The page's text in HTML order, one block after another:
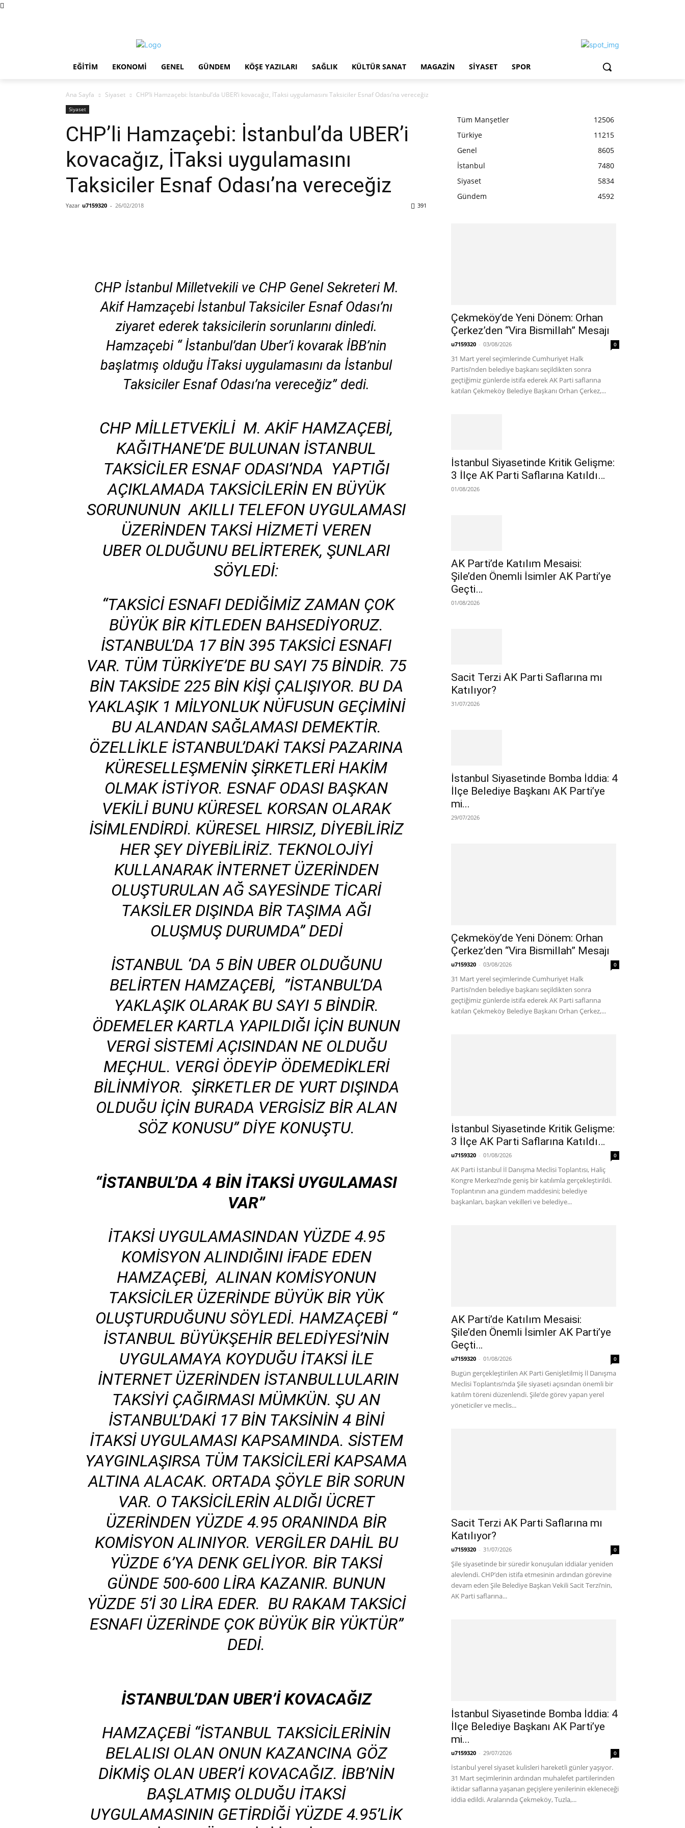
EĞITIM EKONOMI GENEL GÜNDEM KÖŞE YAZILARI SAĞLIK KÜLTÜR SANAT MAGAZIN SIYASET SPOR
Ana Sayfa Siyaset CHP’li Hamzaçebi: İstanbul’da UBER’i kovacağız, İTaksi uygulamasını Taksiciler Esnaf Odası’na vereceğiz
Siyaset
CHP’li Hamzaçebi: İstanbul’da UBER’i
kovacağız, İTaksi uygulamasını
Taksiciler Esnaf Odası’na vereceğiz
Yazar u7159320 - 26/02/2018 391
CHP İstanbul Milletvekili ve CHP Genel Sekreteri M.
Akif Hamzaçebi İstanbul Taksiciler Esnaf Odası’nı
ziyaret ederek taksicilerin sorunlarını dinledi.
Hamzaçebi “ İstanbul’dan Uber’i kovarak İBB’nin
başlatmış olduğu İTaksi uygulamasını da İstanbul
Taksiciler Esnaf Odası’na vereceğiz” dedi.
CHP MILLETVEKILI M. AKIF HAMZAÇEBI,
KAĞITHANE’DE BULUNAN İSTANBUL
TAKSICILER ESNAF ODASI’NDA YAPTIĞI
AÇIKLAMADA TAKSICILERIN EN BÜYÜK
SORUNUNUN AKILLI TELEFON UYGULAMASI
ÜZERINDEN TAKSI HIZMETI VEREN
UBER OLDUĞUNU BELIRTEREK, ŞUNLARI
SÖYLEDI:
“TAKSICI ESNAFI DEDIĞIMIZ ZAMAN ÇOK
BÜYÜK BIR KITLEDEN BAHSEDIYORUZ.
İSTANBUL’DA 17 BIN 395 TAKSICI ESNAFI
VAR. TÜM TÜRKIYE’DE BU SAYI 75 BINDIR. 75
BIN TAKSIDE 225 BIN KIŞI ÇALIŞIYOR. BU DA
YAKLAŞIK 1 MILYONLUK NÜFUSUN GEÇIMINI
BU ALANDAN SAĞLAMASI DEMEKTIR.
ÖZELLIKLE İSTANBUL’DAKI TAKSI PAZARINA
KÜRESELLEŞMENIN ŞIRKETLERI HAKIM
OLMAK ISTIYOR. ESNAF ODASI BAŞKAN
VEKILI BUNU KÜRESEL KORSAN OLARAK
ISIMLENDIRDI. KÜRESEL HIRSIZ, DIYEBILIRIZ
HER ŞEY DIYEBILIRIZ. TEKNOLOJIYI
KULLANARAK INTERNET ÜZERINDEN
OLUŞTURULAN AĞ SAYESINDE TICARI
TAKSILER DIŞINDA BIR TAŞIMA AĞI
OLUŞMUŞ DURUMDA” DEDI
İSTANBUL ‘DA 5 BIN UBER OLDUĞUNU
BELIRTEN HAMZAÇEBI, ”İSTANBUL’DA
YAKLAŞIK OLARAK BU SAYI 5 BINDIR.
ÖDEMELER KARTLA YAPILDIĞI IÇIN BUNUN
VERGI SISTEMI AÇISINDAN NE OLDUĞU
MEÇHUL. VERGI ÖDEYIP ÖDEMEDIKLERI
BILINMIYOR. ŞIRKETLER DE YURT DIŞINDA
OLDUĞU IÇIN BURADA VERGISIZ BIR ALAN
SÖZ KONUSU” DIYE KONUŞTU.
“İSTANBUL’DA 4 BİN İTAKSİ UYGULAMASI
VAR”
İTAKSI UYGULAMASINDAN YÜZDE 4.95
KOMISYON ALINDIĞINI IFADE EDEN
HAMZAÇEBI, ALINAN KOMISYONUN
TAKSICILER ÜZERINDE BÜYÜK BIR YÜK
OLUŞTURDUĞUNU SÖYLEDI. HAMZAÇEBI “
İSTANBUL BÜYÜKŞEHIR BELEDIYESI’NIN
UYGULAMAYA KOYDUĞU İTAKSI ILE
INTERNET ÜZERINDEN İSTANBULLULARIN
TAKSIYI ÇAĞIRMASI MÜMKÜN. ŞU AN
İSTANBUL’DAKI 17 BIN TAKSININ 4 BINI
İTAKSI UYGULAMASI KAPSAMINDA. SISTEM
YAYGINLAŞIRSA TÜM TAKSICILERI KAPSAMA
ALTINA ALACAK. ORTADA ŞÖYLE BIR SORUN
VAR. O TAKSICILERIN ALDIĞI ÜCRET
ÜZERINDEN YÜZDE 4.95 ORANINDA BIR
KOMISYON ALINIYOR. VERGILER DAHIL BU
YÜZDE 6’YA DENK GELIYOR. BIR TAKSI
GÜNDE 500-600 LIRA KAZANIR. BUNUN
YÜZDE 5’I 30 LIRA EDER. BU RAKAM TAKSICI
ESNAFI ÜZERINDE ÇOK BÜYÜK BIR YÜKTÜR”
DEDI.
İSTANBUL’DAN UBER’İ KOVACAĞIZ
HAMZAÇEBI “İSTANBUL TAKSICILERININ
BELALISI OLAN ONUN KAZANCINA GÖZ
DIKMIŞ OLAN UBER’I KOVACAĞIZ. İBB’NIN
BAŞLATMIŞ OLDUĞU İTAKSI
UYGULAMASININ GETIRDIĞI YÜZDE 4.95’LIK
Tüm Manşetler
12506
Türkiye
11215
Genel
8605
İstanbul
7480
Siyaset
5834
Gündem
4592
Çekmeköy’de Yeni Dönem: Orhan
Çerkez’den “Vira Bismillah” Mesajı
u7159320 - 03/08/2026 0
31 Mart yerel seçimlerinde Cumhuriyet Halk
Partisi’nden belediye başkanı seçildikten sonra
geçtiğimiz günlerde istifa ederek AK Parti saflarına
katılan Çekmeköy Belediye Başkanı Orhan Çerkez,...
İstanbul Siyasetinde Kritik Gelişme:
3 İlçe AK Parti Saflarına Katıldı…
01/08/2026
AK Parti’de Katılım Mesaisi:
Şile’den Önemli İsimler AK Parti’ye
Geçti…
01/08/2026
Sacit Terzi AK Parti Saflarına mı
Katılıyor?
31/07/2026
İstanbul Siyasetinde Bomba İddia: 4
İlçe Belediye Başkanı AK Parti’ye
mi...
29/07/2026
Çekmeköy’de Yeni Dönem: Orhan
Çerkez’den “Vira Bismillah” Mesajı
u7159320 - 03/08/2026 0
31 Mart yerel seçimlerinde Cumhuriyet Halk
Partisi’nden belediye başkanı seçildikten sonra
geçtiğimiz günlerde istifa ederek AK Parti saflarına
katılan Çekmeköy Belediye Başkanı Orhan Çerkez,...
İstanbul Siyasetinde Kritik Gelişme:
3 İlçe AK Parti Saflarına Katıldı…
u7159320 - 01/08/2026 0
AK Parti İstanbul İl Danışma Meclisi Toplantısı, Haliç
Kongre Merkezi’nde geniş bir katılımla gerçekleştirildi.
Toplantının ana gündem maddesini; belediye
başkanları, başkan vekilleri ve belediye...
AK Parti’de Katılım Mesaisi:
Şile’den Önemli İsimler AK Parti’ye
Geçti…
u7159320 - 01/08/2026 0
Bugün gerçekleştirilen AK Parti Genişletilmiş İl Danışma
Meclisi Toplantısı’nda Şile siyaseti açısından önemli bir
katılım töreni düzenlendi. Şile’de görev yapan yerel
yöneticiler ve meclis...
Sacit Terzi AK Parti Saflarına mı
Katılıyor?
u7159320 - 31/07/2026 0
Şile siyasetinde bir süredir konuşulan iddialar yeniden
alevlendi. CHP’den istifa etmesinin ardından görevine
devam eden Şile Belediye Başkan Vekili Sacit Terzi’nin,
AK Parti saflarına...
İstanbul Siyasetinde Bomba İddia: 4
İlçe Belediye Başkanı AK Parti’ye
mi...
u7159320 - 29/07/2026 0
​İstanbul yerel siyaset kulisleri hareketli günler yaşıyor.
31 Mart seçimlerinin ardından muhalefet partilerinden
iktidar saflarına yaşanan geçişlere yenilerinin ekleneceği
iddia edildi. Aralarında Çekmeköy, Tuzla,...